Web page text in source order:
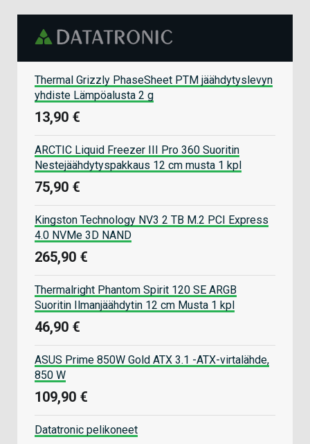
Thermal Grizzly PhaseSheet PTM jäähdytyslevyn
yhdiste Lämpöalusta 2 g
13,90 €
ARCTIC Liquid Freezer III Pro 360 Suoritin
Nestejäähdytyspakkaus 12 cm musta 1 kpl
75,90 €
Kingston Technology NV3 2 TB M.2 PCI Express
4.0 NVMe 3D NAND
265,90 €
Thermalright Phantom Spirit 120 SE ARGB
Suoritin Ilmanjäähdytin 12 cm Musta 1 kpl
46,90 €
ASUS Prime 850W Gold ATX 3.1 -ATX-virtalähde,
850 W
109,90 €
Datatronic pelikoneet